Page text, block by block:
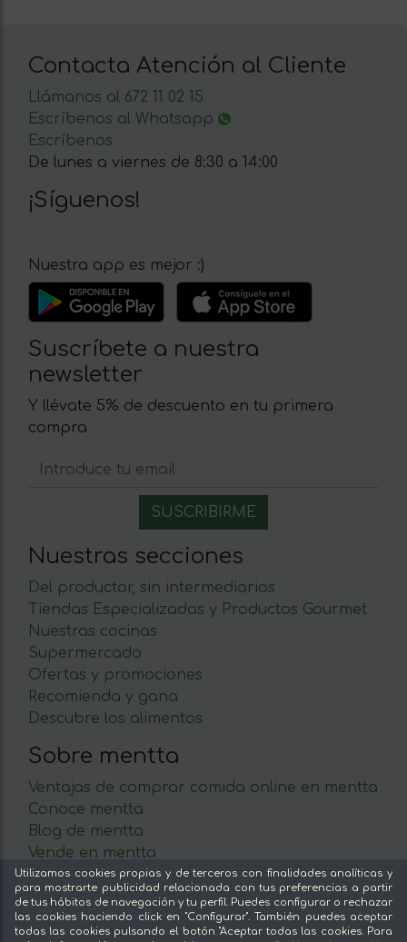
Contacta Atención al Cliente
Llámanos al 672 11 02 15
Escríbenos al Whatsapp
Escríbenos
De lunes a viernes de 8:30 a 14:00
¡Síguenos!
Nuestra app es mejor :)
Suscríbete a nuestra
newsletter
Y llévate 5% de descuento en tu primera
compra
Nuestras secciones
Del productor, sin intermediarios
Tiendas Especializadas y Productos Gourmet
Nuestras cocinas
Supermercado
Ofertas y promociones
Recomienda y gana
Descubre los alimentos
Sobre mentta
Ventajas de comprar comida online en mentta
Conoce mentta
Blog de mentta
Vende en mentta
Fidelización
Preguntas frecuentes
Legal
Utilizamos cookies propias y de terceros con finalidades analíticas y
para mostrarte publicidad relacionada con tus preferencias a partir
de tus hábitos de navegación y tu perfil. Puedes configurar o rechazar
las cookies haciendo click en "Configurar". También puedes aceptar
todas las cookies pulsando el botón "Aceptar todas las cookies. Para